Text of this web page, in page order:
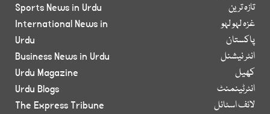
تازہ ترین
غزہ لہو لہو
پاکستان
انٹر نیشنل
کھیل
انٹرٹینمنٹ
لائف اسٹائل
Sports News in Urdu
International News in
Urdu
Business News in Urdu
Urdu Magazine
Urdu Blogs
The Express Tribune